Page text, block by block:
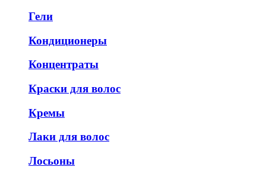
Гели
Кондиционеры
Концентраты
Краски для волос
Кремы
Лаки для волос
Лосьоны